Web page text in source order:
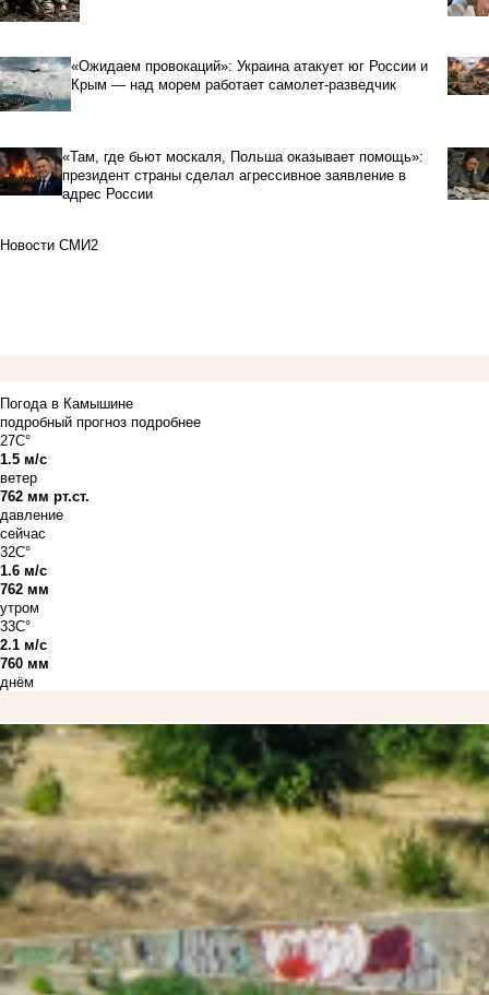
«Ожидаем провокаций»: Украина атакует юг России и
Крым — над морем работает самолет-разведчик
«Там, где бьют москаля, Польша оказывает помощь»:
президент страны сделал агрессивное заявление в
адрес России
Новости СМИ2
Погода в Камышине
подробный прогноз подробнее
27C°
1.5 м/с
ветер
762 мм рт.ст.
давление
сейчас
32C°
1.6 м/с
762 мм
утром
33C°
2.1 м/с
760 мм
днём